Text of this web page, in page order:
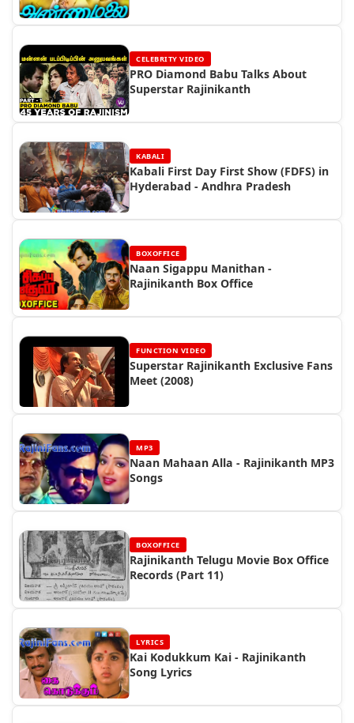
CELEBRITY VIDEO
PRO Diamond Babu Talks About
Superstar Rajinikanth
KABALI
Kabali First Day First Show (FDFS) in
Hyderabad - Andhra Pradesh
BOXOFFICE
Naan Sigappu Manithan -
Rajinikanth Box Office
FUNCTION VIDEO
Superstar Rajinikanth Exclusive Fans
Meet (2008)
MP3
Naan Mahaan Alla - Rajinikanth MP3
Songs
BOXOFFICE
Rajinikanth Telugu Movie Box Office
Records (Part 11)
LYRICS
Kai Kodukkum Kai - Rajinikanth
Song Lyrics